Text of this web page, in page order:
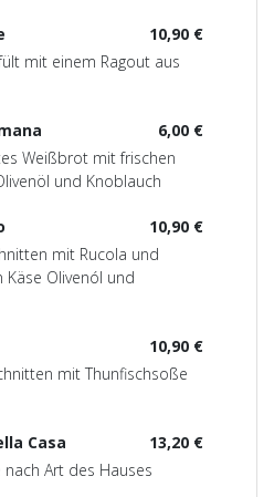
10,90 €
mit einem Ragout aus
6,00 €
Weißbrot mit frischen
und Knoblauch
10,90 €
mit Rucola und
Olivenól und
10,90 €
mit Thunfischsoße
13,20 €
Casa
Art des Hauses